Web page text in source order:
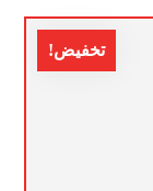
تخفيض!